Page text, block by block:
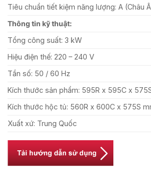
Tiêu chuẩn tiết kiệm năng lượng: A (Châu
Thông tin kỹ thuật:
Tổng công suất: 3 kW
Hiệu điện thế: 220 – 240 V
Tần số: 50 / 60 Hz
Kích thước sản phẩm: 595R x 595C x
Kích thước hộc tủ: 560R x 600C x 575S
Xuất xứ: Trung Quốc